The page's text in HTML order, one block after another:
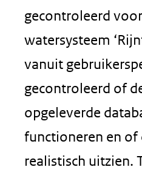
gecontroleerd
watersysteem
vanuit
gecontroleerd of
opgeleverde
functioneren en
realistisch uitzien.